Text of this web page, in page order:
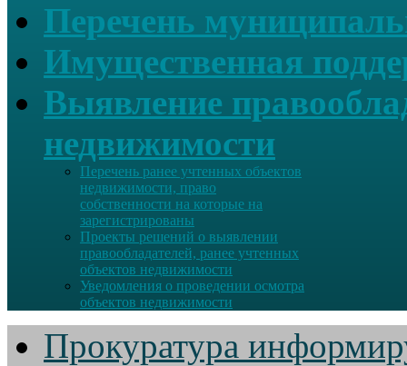
Перечень
Имущественная
Выявление
недвижимости
Перечень ранее учтенных объектов
недвижимости, право
собственности на которые на
зарегистрированы
Проекты решений о выявлении
правообладателей, ранее учтенных
объектов недвижимости
Уведомления о проведении осмотра
объектов недвижимости
Прокуратура